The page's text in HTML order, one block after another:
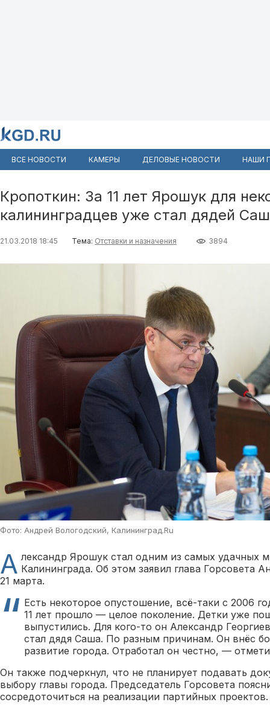
ВСЕ НОВОСТИ КАМЕРЫ ДЕЛОВЫЕ НОВОСТИ НАШИ
Кропоткин: За 11 лет Ярошук для
калининградцев уже стал дядей
21.03.2018 18:45 Тема: Отставки и назначения 3894
Фото: Андрей Вологодский, Калининград.Ru
А лександр Ярошук стал одним из самых удачных
Калининграда. Об этом заявил глава Горсовета
21 марта.
Есть некоторое опустошение, всё-таки с 2006
11 лет прошло — целое поколение. Детки уже
выпустились. Для кого-то он Александр
стал дядя Саша. По разным причинам. Он внёс
развитие города. Отработал он честно, —
Он также подчеркнул, что не планирует подавать
выбору главы города. Председатель Горсовета
сосредоточиться на реализации партийных проектов.